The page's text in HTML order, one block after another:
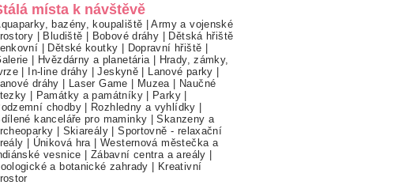
místa k návštěvě
bazény, koupaliště |Army a vojenské
| Bludiště | Bobové dráhy | Dětská hřiště
| Dětské koutky | Dopravní hřiště |
| Hvězdárny a planetária | Hrady, zámky,
| In-line dráhy |Jeskyně | Lanové parky |
dráhy | Laser Game | Muzea | Naučné
| Památky a památníky| Parky |
chodby| Rozhledny a vyhlídky |
kanceláře pro maminky |Skanzeny a
| Skiareály |Sportovně - relaxační
| Úniková hra |Westernová městečka a
vesnice | Zábavní centra a areály |
a botanické zahrady | Kreativní